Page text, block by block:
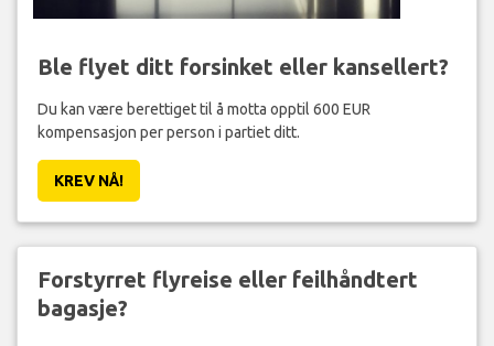
Ble flyet ditt forsinket eller kansellert?
Du kan være berettiget til å motta opptil 600 EUR
kompensasjon per person i partiet ditt.
KREV NÅ!
Forstyrret flyreise eller feilhåndtert
bagasje?